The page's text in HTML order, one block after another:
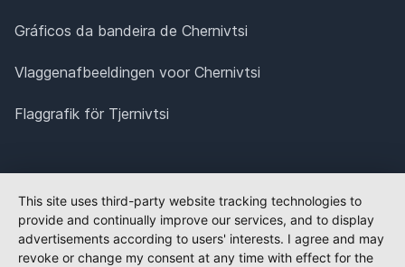
Gráficos da bandeira de Chernivtsi
Vlaggenafbeeldingen voor Chernivtsi
Flaggrafik för Tjernivtsi
This site uses third-party website tracking technologies to
provide and continually improve our services, and to display
advertisements according to users' interests. I agree and may
revoke or change my consent at any time with effect for the